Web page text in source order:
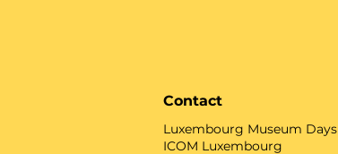
Contact
Luxembourg Museum Days
ICOM Luxembourg